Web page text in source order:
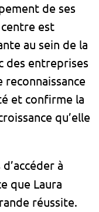
de ses
est
au sein de la
des entreprises
et confirme la
qu’elle
à
que Laura
réussite.